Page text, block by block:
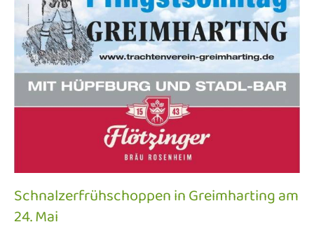
Schnalzerfrühschoppen in Greimharting am
24. Mai